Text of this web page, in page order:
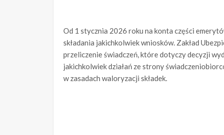
Od 1 stycznia 2026 roku na konta części
składania jakichkolwiek wniosków. Zakład
przeliczenie świadczeń, które dotyczy decyzji
jakichkolwiek działań ze strony
w zasadach waloryzacji składek.